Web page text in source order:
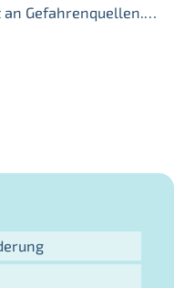
Gefahrenquellen.…